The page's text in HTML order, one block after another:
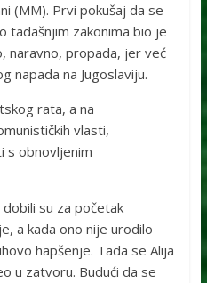
(MM). Prvi pokušaj da se
tadašnjim zakonima bio je
naravno, propada, jer već
napada na Jugoslaviju.
rata, a na
vlasti,
s obnovljenim
su za početak
a kada ono nije urodilo
hapšenje. Tada se Alija
u zatvoru. Budući da se